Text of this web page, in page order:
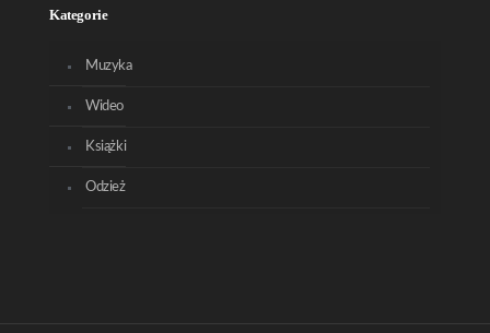
Kategorie
Muzyka
Wideo
Książki
Odzież